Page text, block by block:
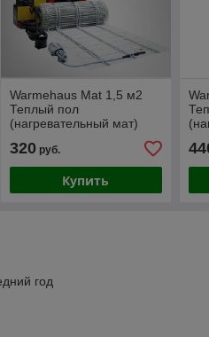
Warmehaus Mat 1,5 м2
Теплый пол
(нагревательный мат)
320руб.
Купить
год